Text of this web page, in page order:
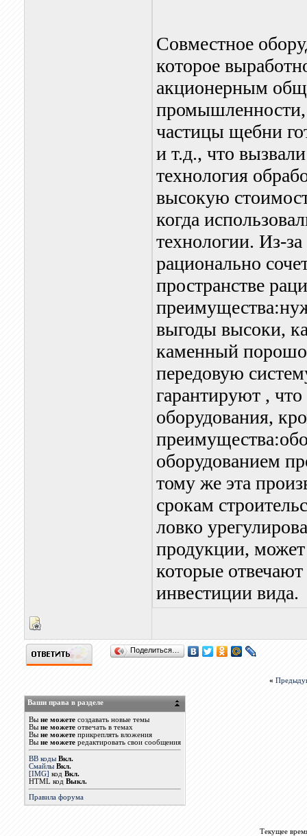
Совместное
которое
акционерным
частицы щебни
и т.д., что
технология
высокую
когда
технологии. Из-
рационально
пространстве
выгоды высоки,
каменный
передовую
гарантируют ,
оборудования,
оборудованием
тому же эта
срокам
ловко
продукции,
которые
инвестиции вида.
Поделиться…
«
Ваши права в разделе
Вы не можетесоздавать новые темы
Вы не можетеотвечать в темах
Вы не можетеприкреплять вложения
Вы не можетередактировать свои сообщения
BB коды Вкл.
Смайлы Вкл.
[IMG] код Вкл.
HTML код Выкл.
Правила форума
Текущее